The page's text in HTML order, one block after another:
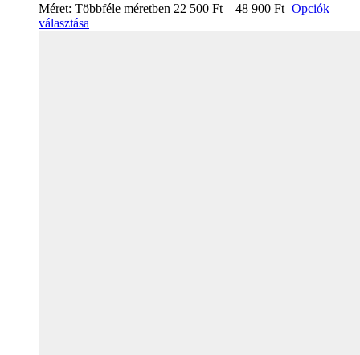
Méret: Többféle méretben 22 500 Ft – 48 900 Ft Opciók
választása